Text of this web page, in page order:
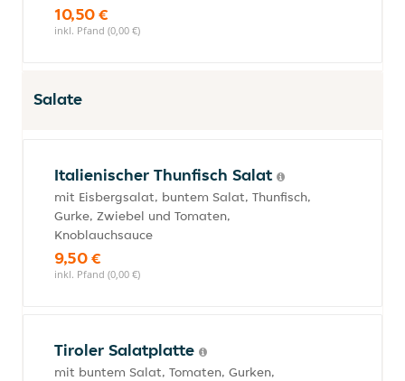
10,50 €
inkl. Pfand (0,00 €)
Salate
Italienischer Thunfisch Salat
mit Eisbergsalat, buntem Salat, Thunfisch,
Gurke, Zwiebel und Tomaten,
Knoblauchsauce
9,50 €
inkl. Pfand (0,00 €)
Tiroler Salatplatte
mit buntem Salat, Tomaten, Gurken,